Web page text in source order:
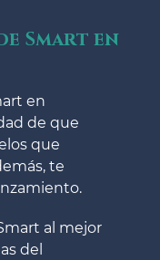
Smart en
en
de que
que
te
al mejor
del